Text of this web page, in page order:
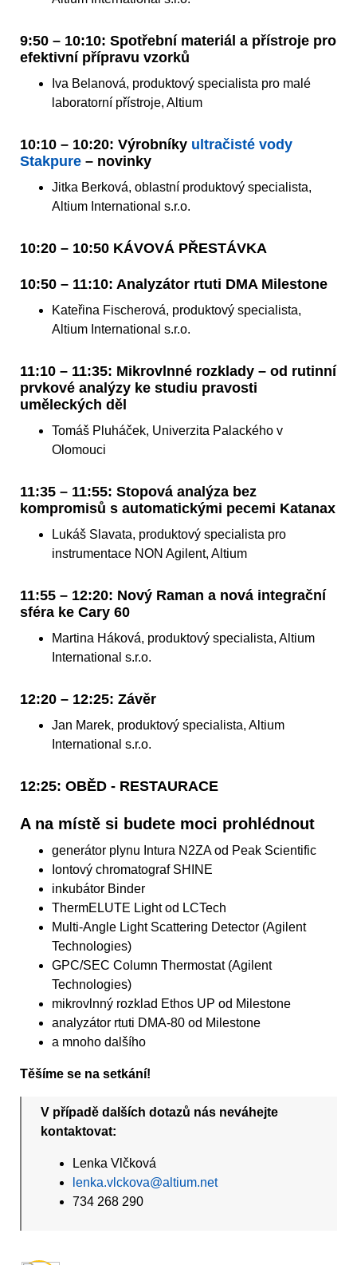
9:50 – 10:10: Spotřební materiál a přístroje pro
efektivní přípravu vzorků
Iva Belanová, produktový specialista pro malé
laboratorní přístroje, Altium
10:10 – 10:20: Výrobníky ultračisté vody
Stakpure – novinky
Jitka Berková, oblastní produktový specialista,
Altium International s.r.o.
10:20 – 10:50 KÁVOVÁ PŘESTÁVKA
10:50 – 11:10: Analyzátor rtuti DMA Milestone
Kateřina Fischerová, produktový specialista,
Altium International s.r.o.
11:10 – 11:35: Mikrovlnné rozklady – od rutinní
prvkové analýzy ke studiu pravosti
uměleckých děl
Tomáš Pluháček, Univerzita Palackého v
Olomouci
11:35 – 11:55: Stopová analýza bez
kompromisů s automatickými pecemi Katanax
Lukáš Slavata, produktový specialista pro
instrumentace NON Agilent, Altium
11:55 – 12:20: Nový Raman a nová integrační
sféra ke Cary 60
Martina Háková, produktový specialista, Altium
International s.r.o.
12:20 – 12:25: Závěr
Jan Marek, produktový specialista, Altium
International s.r.o.
12:25: OBĚD - RESTAURACE
A na místě si budete moci prohlédnout
generátor plynu Intura N2ZA od Peak Scientific
Iontový chromatograf SHINE
inkubátor Binder
ThermELUTE Light od LCTech
Multi-Angle Light Scattering Detector (Agilent
Technologies)
GPC/SEC Column Thermostat (Agilent
Technologies)
mikrovlnný rozklad Ethos UP od Milestone
analyzátor rtuti DMA-80 od Milestone
a mnoho dalšího
Těšíme se na setkání!
V případě dalších dotazů nás neváhejte
kontaktovat:
Lenka Vlčková
lenka.vlckova@altium.net
734 268 290